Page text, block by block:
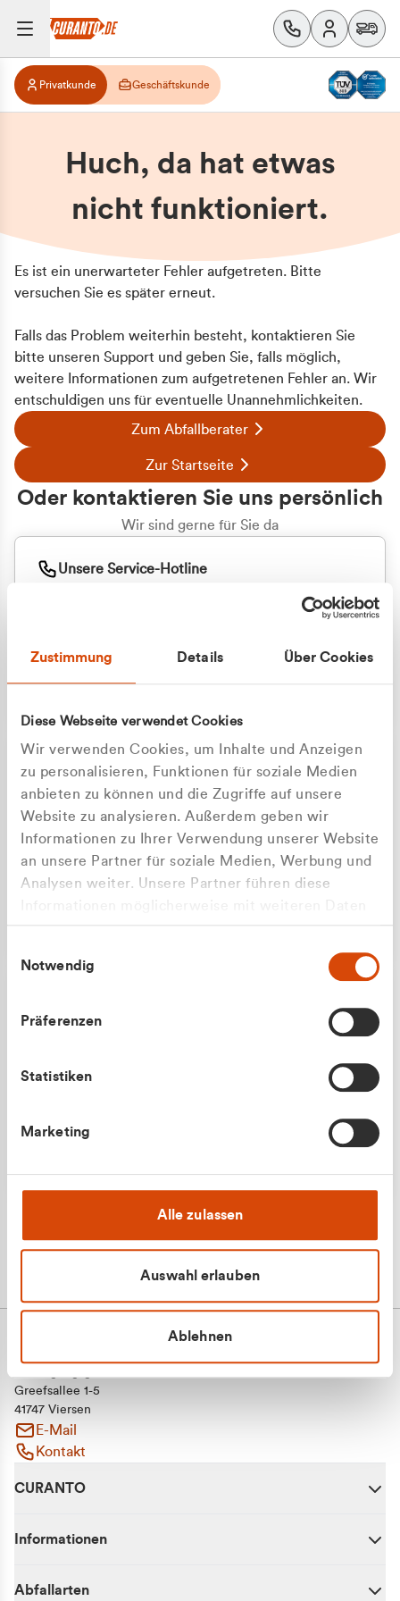
Zustimmung Details Über Cookies
Diese Webseite verwendet Cookies
Wir verwenden Cookies, um Inhalte und Anzeigen
zu personalisieren, Funktionen für soziale Medien
anbieten zu können und die Zugriffe auf unsere
Website zu analysieren. Außerdem geben wir
Informationen zu Ihrer Verwendung unserer Website
an unsere Partner für soziale Medien, Werbung und
Analysen weiter. Unsere Partner führen diese
gesammelt haben.
Notwendig
Präferenzen
Statistiken
Marketing
Alle zulassen
Auswahl erlauben
Ablehnen
Privatkunde Geschäftskunde
Huch, da hat etwas
nicht funktioniert.
Es ist ein unerwarteter Fehler aufgetreten. Bitte
versuchen Sie es später erneut.
Falls das Problem weiterhin besteht, kontaktieren Sie
bitte unseren Support und geben Sie, falls möglich,
weitere Informationen zum aufgetretenen Fehler an. Wir
entschuldigen uns für eventuelle Unannehmlichkeiten.
Zum Abfallberater
Zur Startseite
Oder kontaktieren Sie uns persönlich
Wir sind gerne für Sie da
Unsere Service-Hotline
+49 177 8376058
Apilash Balanesan
Greefsallee 1-5
41747 Viersen
E-Mail
Kontakt
CURANTO
Informationen
Abfallarten